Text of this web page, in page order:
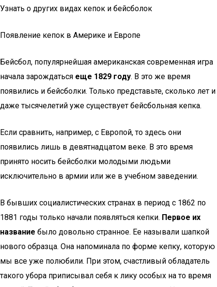
Узнать о других видах кепок и бейсболок
Появление кепок в Америке и Европе
Бейсбол, популярнейшая американская современная игра
начала зарождаться еще 1829 году. В это же время
появились и бейсболки. Только представьте, сколько лет и
даже тысячелетий уже существует бейсбольная кепка.
Если сравнить, например, с Европой, то здесь они
появились лишь в девятнадцатом веке. В это время
принято носить бейсболки молодыми людьми
исключительно в армии или же в учебном заведении.
В бывших социалистических странах в период с 1862 по
1881 годы только начали появляться кепки. Первое их
название было довольно странное. Ее называли шапкой
нового образца. Она напоминала по форме кепку, которую
мы все уже полюбили. При этом, счастливый обладатель
такого убора приписывал себя к лику особых на то время